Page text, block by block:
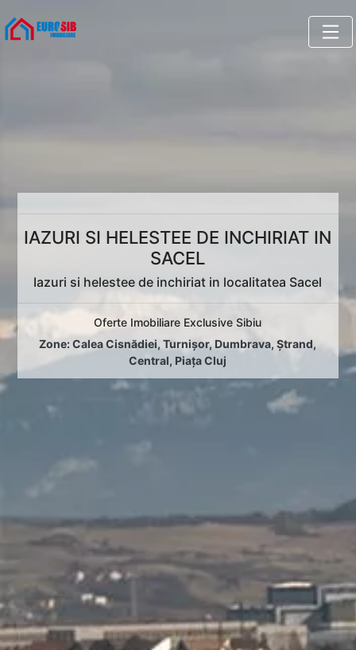
IAZURI SI HELESTEE DE INCHIRIAT IN
SACEL
Iazuri si helestee de inchiriat in localitatea Sacel
Oferte Imobiliare Exclusive Sibiu
Zone:Calea Cisnădiei,Turnișor,Dumbrava,Ștrand,
Central, Piața Cluj